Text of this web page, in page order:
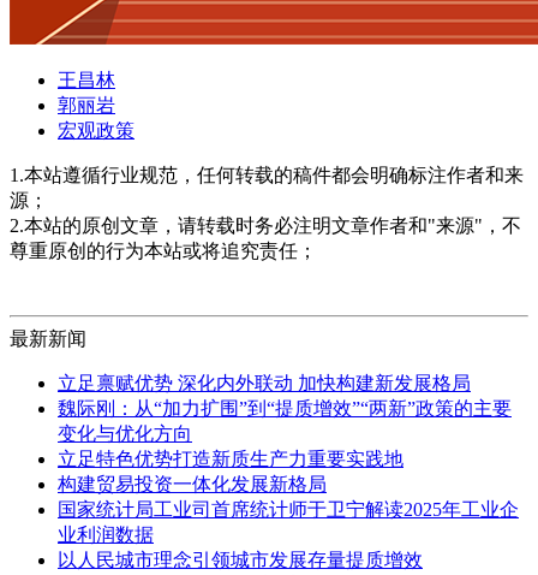
王昌林
郭丽岩
宏观政策
1.本站遵循行业规范，任何转载的稿件都会明确标注作者和来
源；
2.本站的原创文章，请转载时务必注明文章作者和"来源"，不
尊重原创的行为本站或将追究责任；
最新新闻
立足禀赋优势 深化内外联动 加快构建新发展格局
魏际刚：从“加力扩围”到“提质增效”“两新”政策的主要
变化与优化方向
立足特色优势打造新质生产力重要实践地
构建贸易投资一体化发展新格局
国家统计局工业司首席统计师于卫宁解读2025年工业企
业利润数据
以人民城市理念引领城市发展存量提质增效